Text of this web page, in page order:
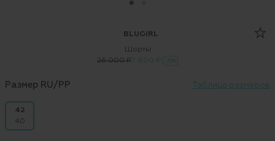
BLUGIRL
Шорты
26 000 ₽7 800 ₽ -70%
Размер RU/PP Таблица размеров
42
40